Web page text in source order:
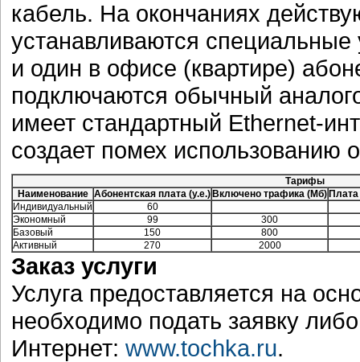
кабель. На окончаниях
устанавливаются
и один в офисе (квартире)
подключаются обычный
имеет стандартный Ethernet-
создает помех использованию
Тарифы
Наименование Абонентская плата (у.е.) Включено трафика (Мб)
Индивидуальный
60
Экономный
99
300
Базовый
150
800
Активный
270 2000
Заказ услуги
Услуга предоставляется на
необходимо подать заявку
Интернет: www.tochka.ru.